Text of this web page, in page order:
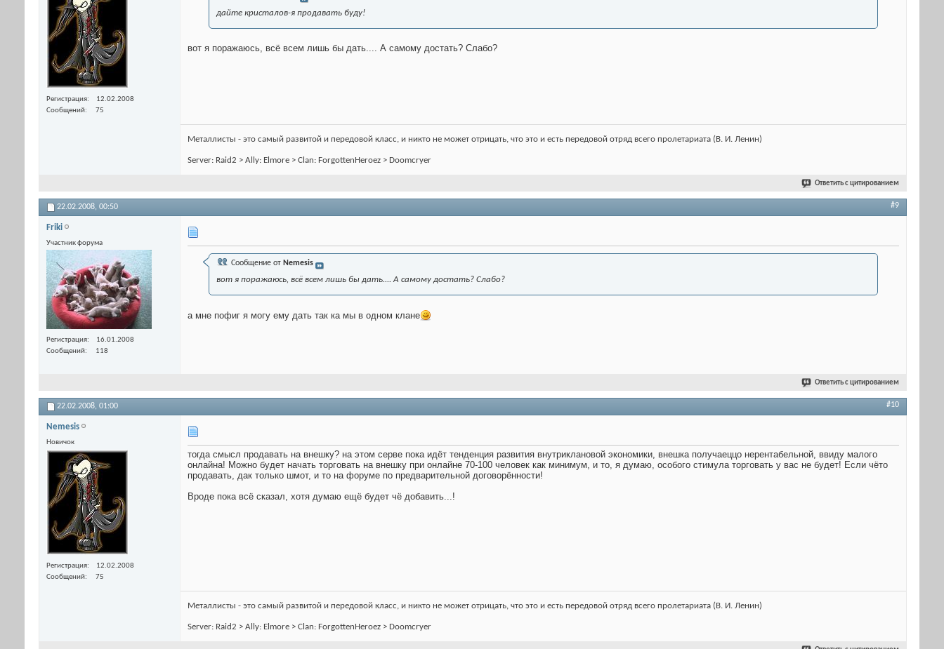
Регистрация
12.02.2008
Сообщений
75
дайте кристалов-я продавать буду!
вот я поражаюсь, всё всем лишь бы дать.... А самому достать? Слабо?
Металлисты - это самый развитой и передовой класс, и никто не может отрицать, что это и есть передовой отряд всего пролетариата (В. И. Ленин)
Server: Raid2 > Ally: Elmore > Clan: ForgottenHeroez > Doomcryer
Ответить с цитированием
22.02.2008, 00:50 #9
Friki
Участник форума
Регистрация
16.01.2008
Сообщений
118
Сообщение от Nemesis
вот я поражаюсь, всё всем лишь бы дать.... А самому достать? Слабо?
а мне пофиг я могу ему дать так ка мы в одном клане
Ответить с цитированием
22.02.2008, 01:00 #10
Nemesis
Новичок
Регистрация
12.02.2008
Сообщений
75
тогда смысл продавать на внешку? на этом серве пока идёт тенденция развития внутриклановой экономики, внешка получаеццо нерентабельной, ввиду малого
онлайна! Можно будет начать торговать на внешку при онлайне 70-100 человек как минимум, и то, я думаю, особого стимула торговать у вас не будет! Если чёто
продавать, дак только шмот, и то на форуме по предварительной договорённости!
Вроде пока всё сказал, хотя думаю ещё будет чё добавить...!
Металлисты - это самый развитой и передовой класс, и никто не может отрицать, что это и есть передовой отряд всего пролетариата (В. И. Ленин)
Server: Raid2 > Ally: Elmore > Clan: ForgottenHeroez > Doomcryer